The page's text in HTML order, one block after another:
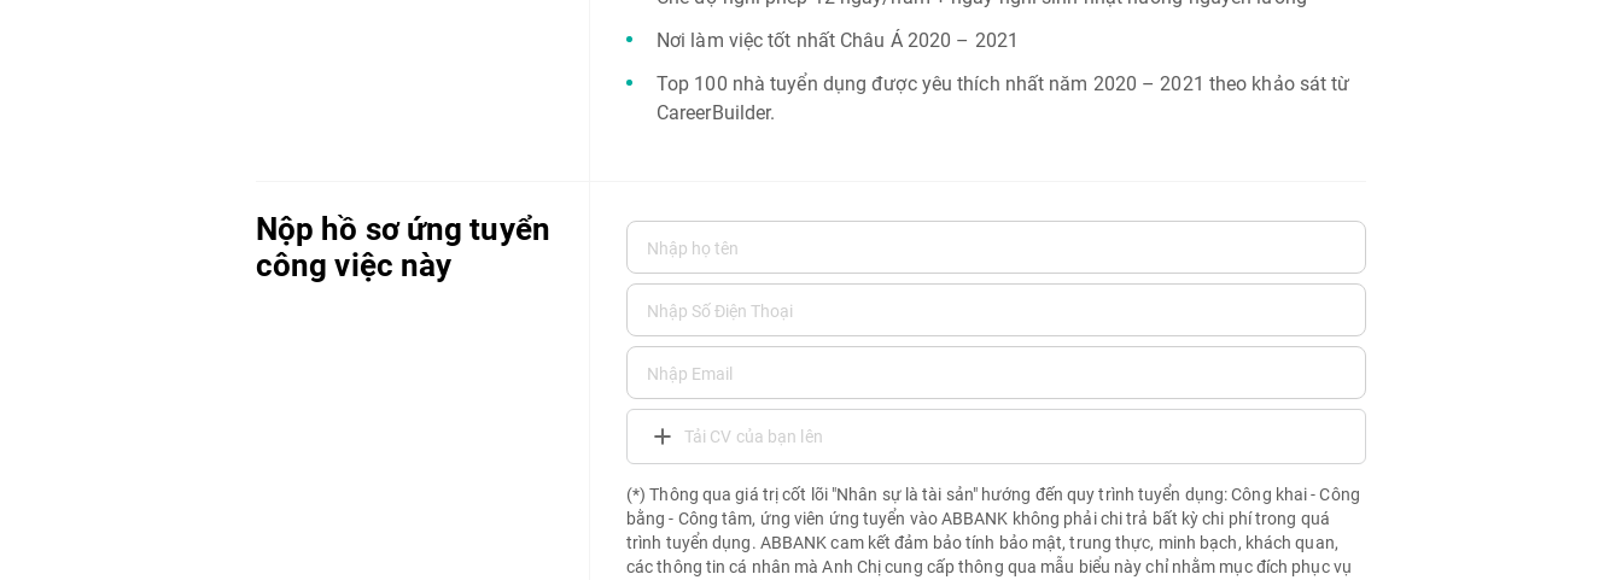
Nơi làm việc tốt nhất Châu Á 2020 – 2021
Top 100 nhà tuyển dụng được yêu thích nhất năm 2020 – 2021 theo khảo sát từ
CareerBuilder.
Nộp hồ sơ ứng tuyển
công việc này
Tải CV của bạn lên
(*) Thông qua giá trị cốt lõi "Nhân sự là tài sản" hướng đến quy trình tuyển dụng: Công khai - Công
bằng - Công tâm, ứng viên ứng tuyển vào ABBANK không phải chi trả bất kỳ chi phí trong quá
trình tuyển dụng. ABBANK cam kết đảm bảo tính bảo mật, trung thực, minh bạch, khách quan,
các thông tin cá nhân mà Anh Chị cung cấp thông qua mẫu biểu này chỉ nhằm mục đích phục vụ